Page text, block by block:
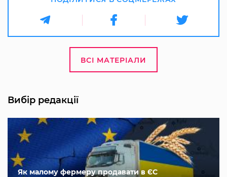
ВСІ МАТЕРІАЛИ
Вибір редакції
Як малому фермеру продавати в ЄС